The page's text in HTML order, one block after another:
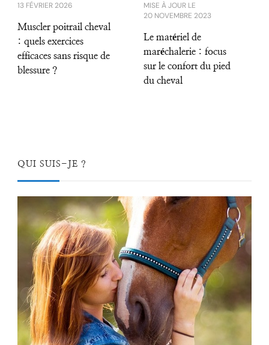
13 FÉVRIER 2026
Muscler poitrail cheval
: quels exercices
efficaces sans risque de
blessure ?
MISE À JOUR LE
20 NOVEMBRE 2023
Le matériel de
maréchalerie : focus
sur le confort du pied
du cheval
QUI SUIS-JE ?